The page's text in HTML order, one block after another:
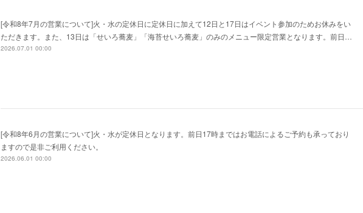
[令和8年7月の営業について]火・水の定休日に定休日に加えて12日と17日はイベント参加のためお休みをい
ただきます。また、13日は「せいろ蕎麦」「海苔せいろ蕎麦」のみのメニュー限定営業となります。前日…
2026.07.01 00:00
[令和8年6月の営業について]火・水が定休日となります。前日17時まではお電話によるご予約も承っており
ますので是非ご利用ください。
2026.06.01 00:00